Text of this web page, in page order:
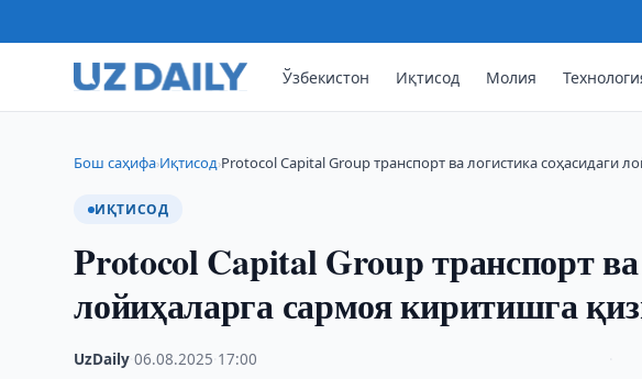
Ўзбекистон Иқтисод Молия
Бош саҳифа›Иқтисод›Protocol Capital Group транспорт ва логистика соҳасидаги
ИҚТИСОД
Protocol Capital Group транспорт ва
лойиҳаларга сармоя киритишга
UzDaily ·06.08.2025 17:00